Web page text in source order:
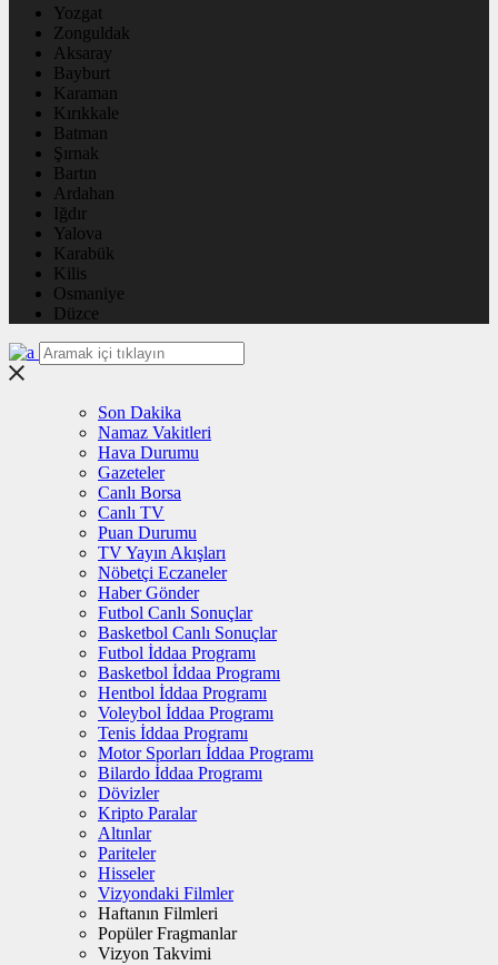
Yozgat
Zonguldak
Aksaray
Bayburt
Karaman
Kırıkkale
Batman
Şırnak
Bartın
Ardahan
Iğdır
Yalova
Karabük
Kilis
Osmaniye
Düzce
Son Dakika
Namaz Vakitleri
Hava Durumu
Gazeteler
Canlı Borsa
Canlı TV
Puan Durumu
TV Yayın Akışları
Nöbetçi Eczaneler
Haber Gönder
Futbol Canlı Sonuçlar
Basketbol Canlı Sonuçlar
Futbol İddaa Programı
Basketbol İddaa Programı
Hentbol İddaa Programı
Voleybol İddaa Programı
Tenis İddaa Programı
Motor Sporları İddaa Programı
Bilardo İddaa Programı
Dövizler
Kripto Paralar
Altınlar
Pariteler
Hisseler
Vizyondaki Filmler
Haftanın Filmleri
Popüler Fragmanlar
Vizyon Takvimi